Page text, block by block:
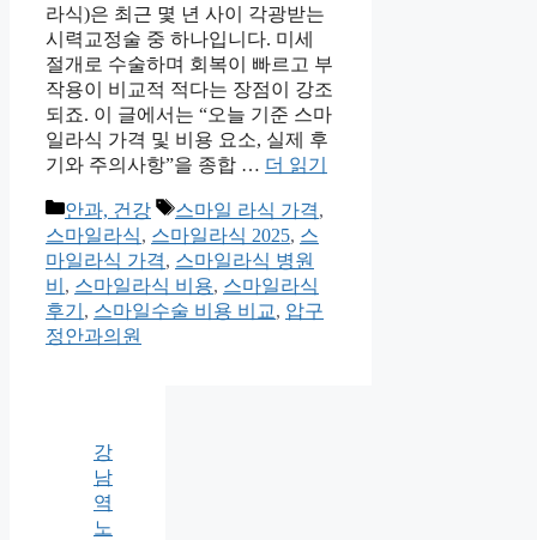
라식)은 최근 몇 년 사이 각광받는
시력교정술 중 하나입니다. 미세
절개로 수술하며 회복이 빠르고 부
작용이 비교적 적다는 장점이 강조
되죠. 이 글에서는 “오늘 기준 스마
일라식 가격 및 비용 요소, 실제 후
기와 주의사항”을 종합 … 더 읽기
카
테
고
리
안과, 건강
태
그
스마일 라식 가격,
스마일라식, 스마일라식 2025, 스
마일라식 가격, 스마일라식 병원
비 , 스마일라식 비용, 스마일라식
후기 , 스마일수술 비용 비교, 압구
정안과의원
강
남
역
노